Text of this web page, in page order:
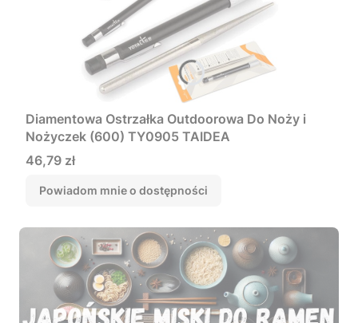
Diamentowa Ostrzałka Outdoorowa Do Noży i
Nożyczek (600) TY0905 TAIDEA
Cena
46,79 zł
Powiadom mnie o dostępności